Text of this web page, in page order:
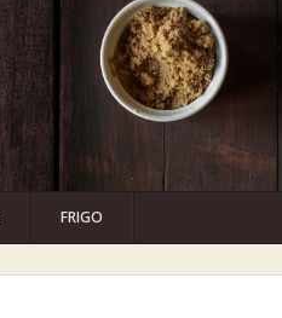
FRIGO